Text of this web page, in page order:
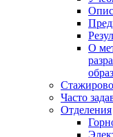
О
Часто
Отделения